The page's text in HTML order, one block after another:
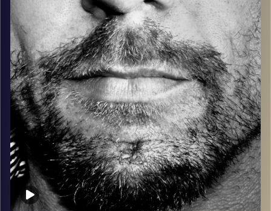
קרדיט תמונות: David Goehring